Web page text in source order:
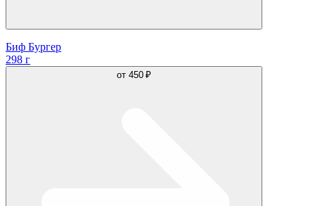
Биф Бургер
298 г
от 450 ₽